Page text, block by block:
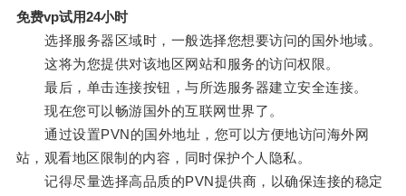
免费vp试用24小时
选择服务器区域时，一般选择您想要访问的国外地域。
这将为您提供对该地区网站和服务的访问权限。
最后，单击连接按钮，与所选服务器建立安全连接。
现在您可以畅游国外的互联网世界了。
通过设置PVN的国外地址，您可以方便地访问海外网
站，观看地区限制的内容，同时保护个人隐私。
记得尽量选择高品质的PVN提供商，以确保连接的稳定